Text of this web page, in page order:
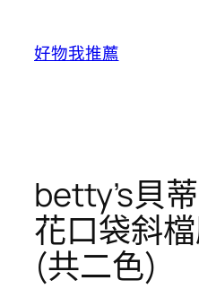
好物我推薦
betty’s貝
花口袋斜
(共二色)